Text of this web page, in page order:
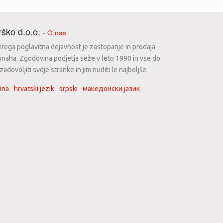
d.o.o. - O nas
poglavitna dejavnost je zastopanje in prodaja
Zgodovina podjetja seže v leto 1990 in vse do
svoje stranke in jim nuditi le najboljše.
hrvatski jezik srpski
македонски јазик